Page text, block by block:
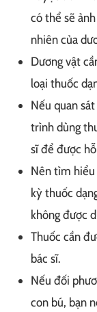
có thể sẽ
nhiên của
Dương vật
loại thuốc
Nếu quan
trình dùng
sĩ để được
Nên tìm
kỳ thuốc
không được
Thuốc cần
bác sĩ.
Nếu đối
con bú, bạn